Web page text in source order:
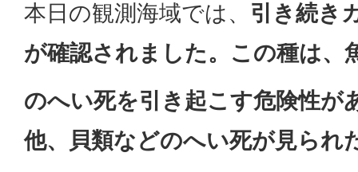
本日の観測海域では、 引き続き
が確認されました。この種は、
のへい死を引き起こす危険性が
他、貝類などのへい死が見られ